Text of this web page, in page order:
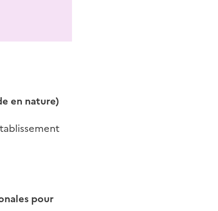
en nature)
pour